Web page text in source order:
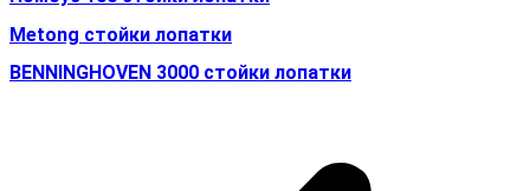
Metong стойки лопатки
BENNINGHOVEN 3000 стойки лопатки